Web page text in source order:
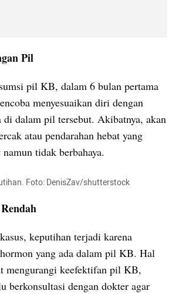
Pil
pil KB, dalam 6 bulan pertama
menyesuaikan diri dengan
di dalam pil tersebut. Akibatnya, akan
atau pendarahan hebat yang
tidak berbahaya.
Foto: DenisZav/shutterstock
keputihan terjadi karena
yang ada dalam pil KB. Hal
mengurangi keefektifan pil KB,
berkonsultasi dengan dokter agar